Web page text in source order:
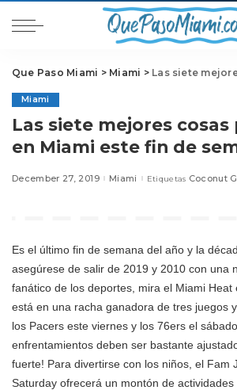
Que Paso Miami > Miami > Las siete mejores cosas
Miami
Las siete mejores cosas
en Miami este fin de
December 27, 2019 Miami Etiquetas Coconut
Es el último fin de semana del año y la
asegúrese de salir de 2019 y 2010 con una
fanático de los deportes, mira el Miami Heat
está en una racha ganadora de tres juegos
los Pacers este viernes y los 76ers el
enfrentamientos deben ser bastante
fuerte! Para divertirse con los niños, el Fam
Saturday ofrecerá un montón de